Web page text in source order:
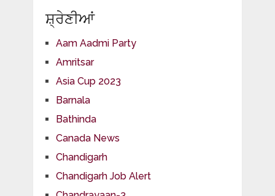
ਸ਼੍ਰੇਣੀਆਂ
Aam Aadmi Party
Amritsar
Asia Cup 2023
Barnala
Bathinda
Canada News
Chandigarh
Chandigarh Job Alert